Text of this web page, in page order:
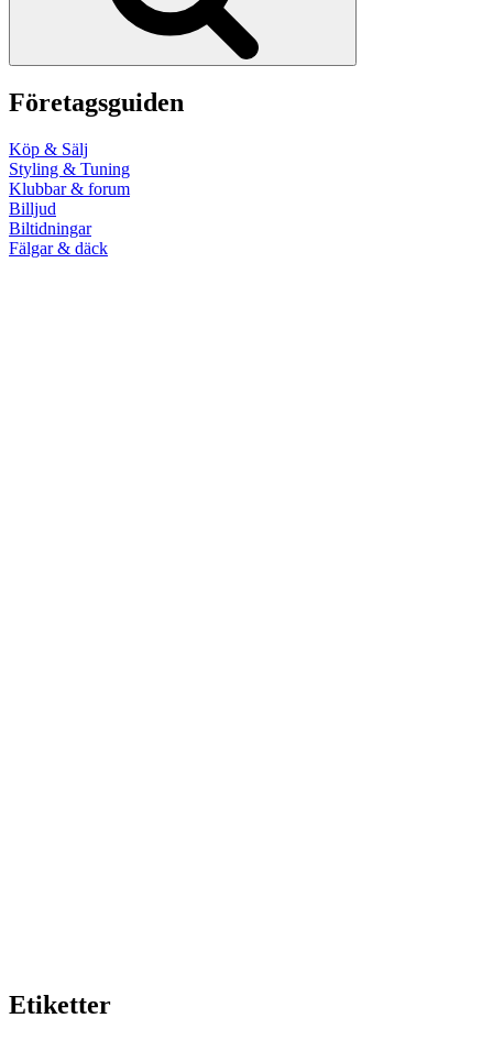
Företagsguiden
Köp & Sälj
Styling & Tuning
Klubbar & forum
Billjud
Biltidningar
Fälgar & däck
Etiketter